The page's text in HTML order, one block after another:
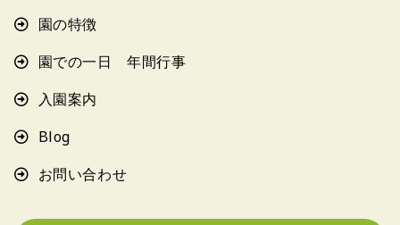
園の特徴
園での一日 年間行事
入園案内
Blog
お問い合わせ